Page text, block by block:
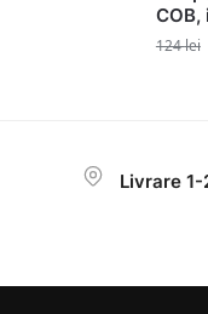
COB,
124lei
Livrare